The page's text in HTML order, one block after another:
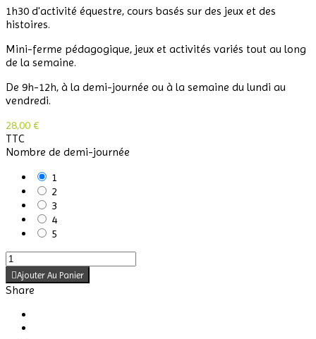
1h30 d'activité équestre, cours basés sur des jeux et des
histoires.
Mini-ferme pédagogique, jeux et activités variés tout au long
de la semaine.
De 9h-12h, à la demi-journée ou à la semaine du lundi au
vendredi.
28,00 €
TTC
Nombre de demi-journée
1
2
3
4
5
Ajouter Au Panier
Share